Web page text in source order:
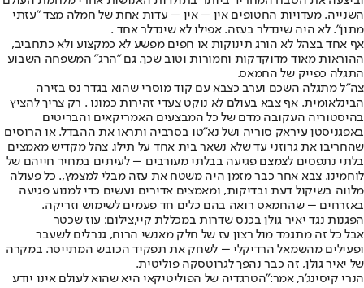
השנייה. מעדויות החטופים אין – אין – עדות אחת של חמלה מצד "עזתי
מתון". לא היה שינדלר בעזה. אפילו לא שינדלר אחד .
אף אחד בצהל לא הורג תינוקות או חפים מפשע לא כמקצוע ולא כתחביב,
ההוראות מאוד מדוקדקות וחמורות וטוב שכך. גם "הרג" המשפחה השבוע
התגלה כפייק של החמאס.
צה"ל מתגלה השכם וערב כצבא עם קוד מוסרי שהוא בגדר נס בזירה
הבינלאומית. אף צבא בעולם לא נוקט צעדי זהירות כמונו . רק צריך להציץ
בהיסטוריה העקובה מדם של כל המבצעים האמריקאים והבריטים
באפגניסטן עיראק סוריה ושל נא"טו בסרביה ותראו את ההבדל. או הרוסים
שהחריבו את גרוזני עד שלא נשאר בית אחד על תילו. צהל מקדיש מאמצים
בלתי נתפסים לצמצם פגיעה בבלתי מעורבים – לעיתים במחיר חייהם של
לוחמינו. צבא אחר כבר מזמן היה משטח את עזה מבלי למצמץ,. כל פעולה
מלווה בשיקול דעת ובדיקות, ומאמצים אדירים נעשים כדי למנוע פגיעה
באזרחים – שהחמאס רואה בהם כלים חד פעמים לשימוש וזריקה.
הפגנות נגד יאיר גולן בכנס שדרות במכללת קיי,צילום: עוז שכטר
אבל כל זה מתגמד מול רצון עז של חלק מאנשי הרוח, גנרלים לשעבר
ופעילים מהשמאל הרדיקלי – לשחק את תפקיד הכובש המתייסר. במקרה
של יאיר גולן, זה כבר נהפך לגרוטסקה פוליטית.
הנרי קיסינג'ר, אמר:"הטרגדיה של הפוליטיקאי היא שהוא לעולם אינו יודע